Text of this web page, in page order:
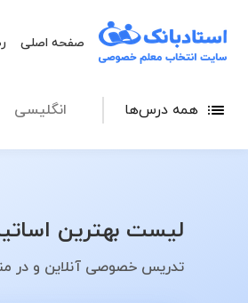
صفحه اصلی
همه درس‌ها انگلیسی
لیست بهترین
تدریس خصوصی آنلاین و در